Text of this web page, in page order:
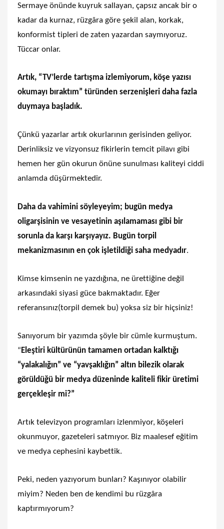
Sermaye önünde kuyruk sallayan, çapsız ancak bir o
kadar da kurnaz, rüzgâra göre şekil alan, korkak,
konformist tipleri de zaten yazardan saymıyoruz.
Tüccar onlar.
Artık, “TV’lerde tartışma izlemiyorum, köşe yazısı
okumayı bıraktım” türünden serzenişleri daha fazla
duymaya başladık.
Çünkü yazarlar artık okurlarının gerisinden geliyor.
Derinliksiz ve vizyonsuz fikirlerin temcit pilavı gibi
hemen her gün okurun önüne sunulması kaliteyi ciddi
anlamda düşürmektedir.
Daha da vahimini söyleyeyim; bugün medya
oligarşisinin ve vesayetinin aşılamaması gibi bir
sorunla da karşı karşıyayız. Bugün torpil
mekanizmasının en çok işletildiği saha medyadır.
Kimse kimsenin ne yazdığına, ne ürettiğine değil
arkasındaki siyasi güce bakmaktadır. Eğer
referansınız(torpil demek bu) yoksa siz bir hiçsiniz!
Sanıyorum bir yazımda şöyle bir cümle kurmuştum.
“ Eleştiri kültürünün tamamen ortadan kalktığı
“yalakalığın” ve “yavşaklığın” altın bilezik olarak
görüldüğü bir medya düzeninde kaliteli fikir üretimi
gerçekleşir mi?”
Artık televizyon programları izlenmiyor, köşeleri
okunmuyor, gazeteleri satmıyor. Biz maalesef eğitim
ve medya cephesini kaybettik.
Peki, neden yazıyorum bunları? Kaşınıyor olabilir
miyim? Neden ben de kendimi bu rüzgâra
kaptırmıyorum?